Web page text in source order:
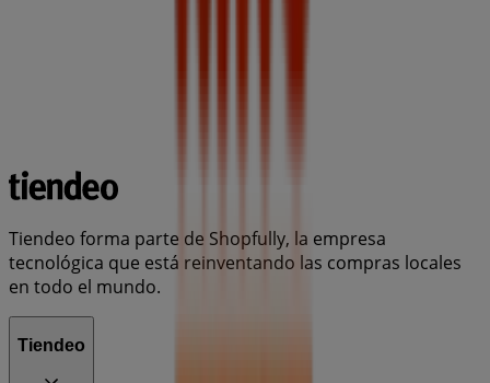
Tiendeo forma parte de Shopfully, la empresa
tecnológica que está reinventando las compras locales
en todo el mundo.
Tiendeo